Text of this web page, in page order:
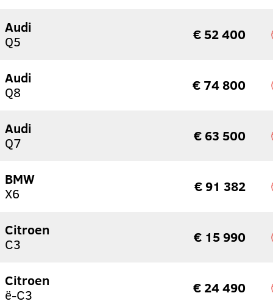
Audi
Q5
€ 52 400
Audi
Q8
€ 74 800
Audi
Q7
€ 63 500
BMW
X6
€ 91 382
Citroen
C3
€ 15 990
Citroen
ë-C3
€ 24 490